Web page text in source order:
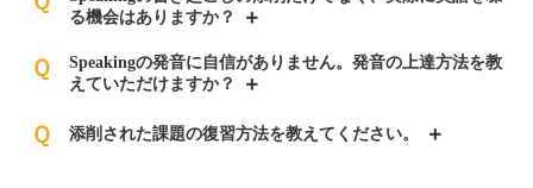
る機会はありますか？
Ｑ
Speakingの発音に自信がありません。発音の上達方法を教
えていただけますか？
Ｑ 添削された課題の復習方法を教えてください。